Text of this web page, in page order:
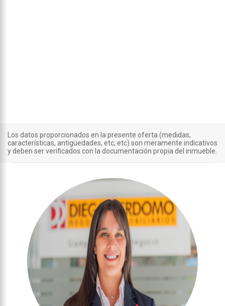
Los datos proporcionados en la presente oferta (medidas,
características, antigüedades, etc, etc) son meramente indicativos
y deben ser verificados con la documentación propia del inmueble.